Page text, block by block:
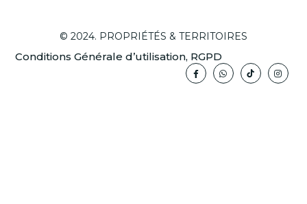
© 2024. PROPRIÉTÉS & TERRITOIRES
Conditions Générale d’utilisation, RGPD